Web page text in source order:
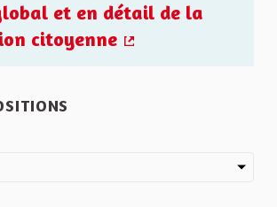
et en détail de la
citoyenne